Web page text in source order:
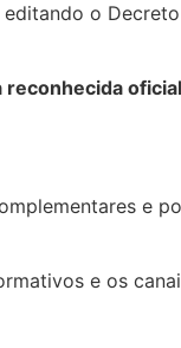
o
reconhecida
e
e os